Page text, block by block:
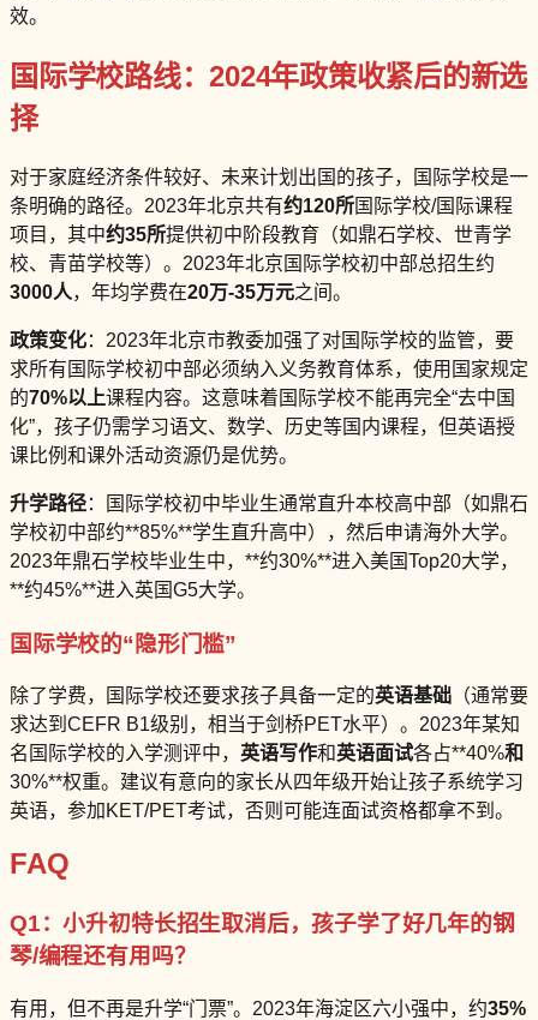
效。
国际学校路线：2024年政策收紧后的新选
择
对于家庭经济条件较好、未来计划出国的孩子，国际学校是一
条明确的路径。2023年北京共有约120所国际学校/国际课程
项目，其中约35所提供初中阶段教育（如鼎石学校、世青学
校、青苗学校等）。2023年北京国际学校初中部总招生约
3000人，年均学费在20万-35万元之间。
政策变化：2023年北京市教委加强了对国际学校的监管，要
求所有国际学校初中部必须纳入义务教育体系，使用国家规定
的70%以上课程内容。这意味着国际学校不能再完全“去中国
化”，孩子仍需学习语文、数学、历史等国内课程，但英语授
课比例和课外活动资源仍是优势。
升学路径：国际学校初中毕业生通常直升本校高中部（如鼎石
学校初中部约**85%**学生直升高中），然后申请海外大学。
2023年鼎石学校毕业生中，**约30%**进入美国Top20大学，
**约45%**进入英国G5大学。
国际学校的“隐形门槛”
除了学费，国际学校还要求孩子具备一定的英语基础 （通常要
求达到CEFR B1级别，相当于剑桥PET水平）。2023年某知
名国际学校的入学测评中， 英语写作和英语面试各占**40%和
30%**权重。建议有意向的家长从四年级开始让孩子系统学习
英语，参加KET/PET考试，否则可能连面试资格都拿不到。
FAQ
Q1：小升初特长招生取消后，孩子学了好几年的钢
琴/编程还有用吗？
有用，但不再是升学“门票”。2023年海淀区六小强中，约35%